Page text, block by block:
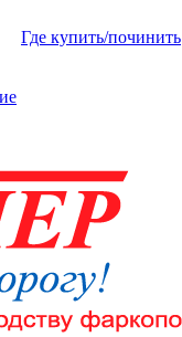
Где купить/починить